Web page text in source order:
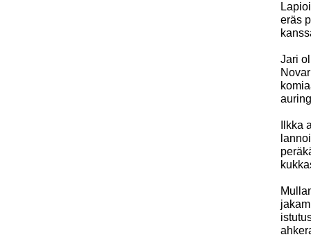
eräs
Jari
Ilkka